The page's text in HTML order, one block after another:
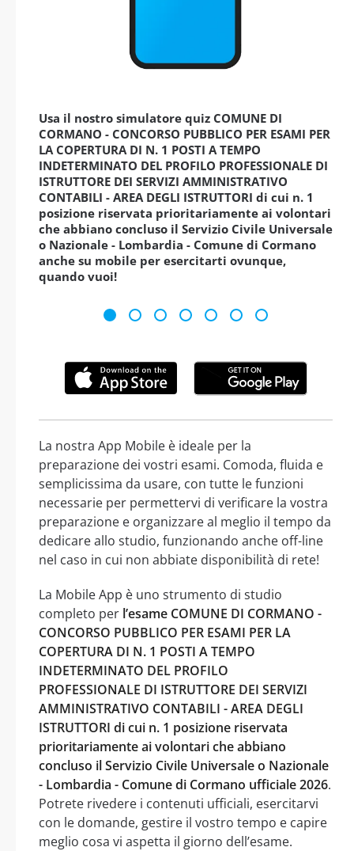
Usa il nostro simulatore quiz COMUNE DI
CORMANO - CONCORSO PUBBLICO PER ESAMI PER
LA COPERTURA DI N. 1 POSTI A TEMPO
INDETERMINATO DEL PROFILO PROFESSIONALE DI
ISTRUTTORE DEI SERVIZI AMMINISTRATIVO
CONTABILI - AREA DEGLI ISTRUTTORI di cui n. 1
posizione riservata prioritariamente ai volontari
che abbiano concluso il Servizio Civile Universale
o Nazionale - Lombardia - Comune di Cormano
anche su mobile per esercitarti ovunque,
quando vuoi!
La nostra App Mobile è ideale per la
preparazione dei vostri esami. Comoda, fluida e
semplicissima da usare, con tutte le funzioni
necessarie per permettervi di verificare la vostra
preparazione e organizzare al meglio il tempo da
dedicare allo studio, funzionando anche off-line
nel caso in cui non abbiate disponibilità di rete!
La Mobile App è uno strumento di studio
completo per l’esame COMUNE DI CORMANO -
CONCORSO PUBBLICO PER ESAMI PER LA
COPERTURA DI N. 1 POSTI A TEMPO
INDETERMINATO DEL PROFILO
PROFESSIONALE DI ISTRUTTORE DEI SERVIZI
AMMINISTRATIVO CONTABILI - AREA DEGLI
ISTRUTTORI di cui n. 1 posizione riservata
prioritariamente ai volontari che abbiano
concluso il Servizio Civile Universale o Nazionale
- Lombardia - Comune di Cormano ufficiale 2026.
Potrete rivedere i contenuti ufficiali, esercitarvi
con le domande, gestire il vostro tempo e capire
meglio cosa vi aspetta il giorno dell’esame.